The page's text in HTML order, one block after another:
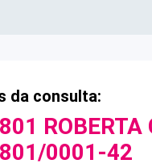
da consulta:
ROBERTA
0001-42